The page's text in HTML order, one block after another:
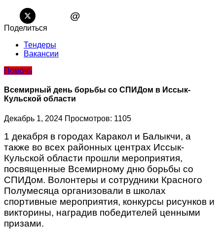
@
Поделиться
Тендеры
Вакансии
Помочь
Всемирный день борьбы со СПИДом в Иссык-
Кульской области
Декабрь 1, 2024 Просмотров: 1105
1 декабря в городах Каракол и Балыкчи, а
также во всех районных центрах Иссык-
Кульской области прошли мероприятия,
посвященные Всемирному дню борьбы со
СПИДом. Волонтеры и сотрудники Красного
Полумесяца организовали в школах
спортивные мероприятия, конкурсы рисунков и
викторины, наградив победителей ценными
призами.